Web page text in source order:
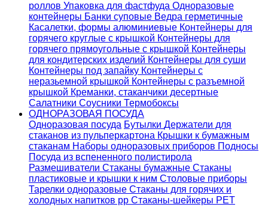
роллов Упаковка для фастфуда Одноразовые
контейнеры Банки суповые Ведра герметичные
Касалетки, формы алюминиевые Контейнеры для
горячего круглые с крышкой Контейнеры для
горячего прямоугольные с крышкой Контейнеры
для кондитерских изделий Контейнеры для суши
Контейнеры под запайку Контейнеры с
неразьемной крышкой Контейнеры с разъемной
крышкой Креманки, стаканчики десертные
Салатники Соусники Термобоксы
ОДНОРАЗОВАЯ ПОСУДА
Одноразовая посуда Бутылки Держатели для
стаканов из пульперкартона Крышки к бумажным
стаканам Наборы одноразовых приборов Подносы
Посуда из вспененного полистирола
Размешиватели Стаканы бумажные Стаканы
пластиковые и крышки к ним Столовые приборы
Тарелки одноразовые Стаканы для горячих и
холодных напитков pp Стаканы-шейкеры PET